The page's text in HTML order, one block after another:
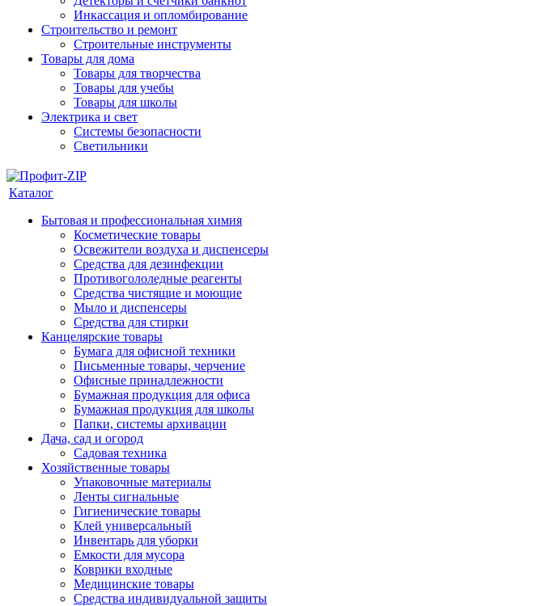
Инкассация и опломбирование
Строительство и ремонт
Строительные инструменты
Товары для дома
Товары для творчества
Товары для учебы
Товары для школы
Электрика и свет
Системы безопасности
Светильники
Каталог
Бытовая и профессиональная химия
Косметические товары
Освежители воздуха и диспенсеры
Средства для дезинфекции
Противогололедные реагенты
Средства чистящие и моющие
Мыло и диспенсеры
Средства для стирки
Канцелярские товары
Бумага для офисной техники
Письменные товары, черчение
Офисные принадлежности
Бумажная продукция для офиса
Бумажная продукция для школы
Папки, системы архивации
Дача, сад и огород
Садовая техника
Хозяйственные товары
Упаковочные материалы
Ленты сигнальные
Гигиенические товары
Клей универсальный
Инвентарь для уборки
Емкости для мусора
Коврики входные
Медицинские товары
Средства индивидуальной защиты